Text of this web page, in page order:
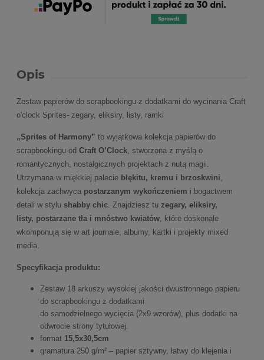
Opis
Zestaw papierów do scrapbookingu z dodatkami do wycinania Craft
o'clock Sprites- zegary, eliksiry, listy, ramki
„Sprites of Harmony” to wyjątkowa kolekcja papierów do
scrapbookingu od Craft O’Clock, stworzona z myślą o
romantycznych, nostalgicznych projektach z nutą magii.
Utrzymana w miękkiej palecie błękitu, kremu i brzoskwini,
kolekcja zachwyca postarzanym wykończeniem i bogactwem
detali w stylu shabby chic. Znajdziesz tu zegary, eliksiry,
listy, postarzane tła i mnóstwo kwiatów, które doskonale
wkomponują się w art journale, albumy, kartki i projekty mixed
media.
Specyfikacja produktu:
Zestaw 18 arkuszy wysokiej jakości dwustronnego papieru
do scrapbookingu z dodatkami
do samodzielnego wycięcia (2x9 wzorów), plus dodatki na
odwrocie strony tytułowej.
format 15,5x30,5cm
gramatura 250 g/m² – papier sztywny, łatwy do klejenia i